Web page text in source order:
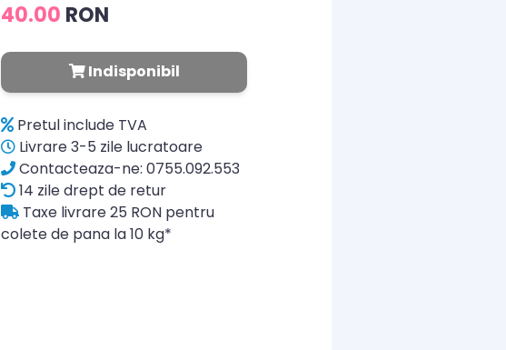
40.00 RON
Indisponibil
Pretul include TVA
Livrare 3-5 zile lucratoare
Contacteaza-ne: 0755.092.553
14 zile drept de retur
Taxe livrare 25 RON pentru
colete de pana la 10 kg*